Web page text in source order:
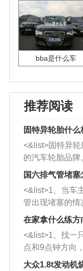
bba是什么车
推荐阅读
固特异轮胎什么
<&list>固特异轮
的汽车轮胎品
牌，但是中高低
也是为了更好的
国六排气管堵塞
<&list>1、当车
管出现堵塞的情
者是细棍，直
堵塞情况比较
施。 <&list>2
杂物推到排气
三元催化器拆解
在家拿什么练方
<&list>1、找一
点和9点钟方向
方向做一个标
大众1.8t发动机